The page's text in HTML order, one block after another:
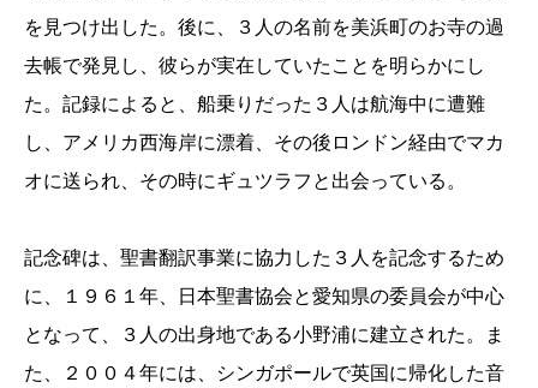
を見つけ出した。後に、３人の名前を美浜町のお寺の過
去帳で発見し、彼らが実在していたことを明らかにし
た。記録によると、船乗りだった３人は航海中に遭難
し、アメリカ西海岸に漂着、その後ロンドン経由でマカ
オに送られ、その時にギュツラフと出会っている。
記念碑は、聖書翻訳事業に協力した３人を記念するため
に、１９６１年、日本聖書協会と愛知県の委員会が中心
となって、３人の出身地である小野浦に建立された。ま
た、２００４年には、シンガポールで英国に帰化した音